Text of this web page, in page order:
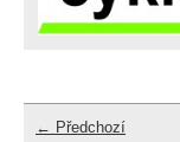
← Předchozí